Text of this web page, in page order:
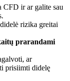
CFD ir ar galite sau
rizika greitai
prarandami
ar
prisiimti didelę